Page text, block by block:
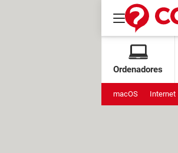
Ordenadores
macOS Internet